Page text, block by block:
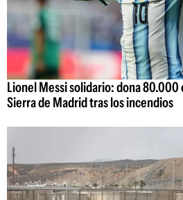
Lionel Messi solidario: dona
Sierra de Madrid tras los incendios